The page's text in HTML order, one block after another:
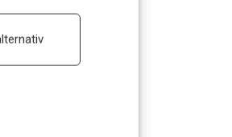
ALLTID AKTIV